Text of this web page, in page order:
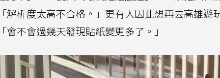
解析度太高不合格。」更有人因此想再去高雄遊
不會過幾天發現貼紙變更多了。」